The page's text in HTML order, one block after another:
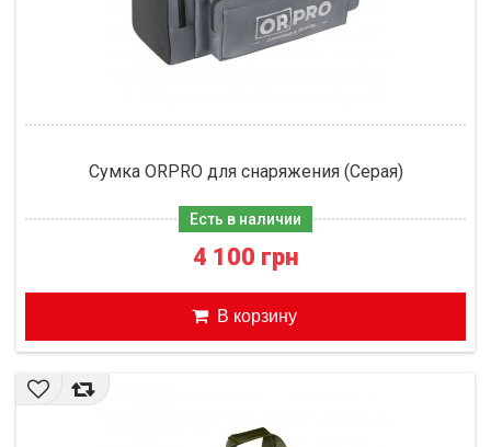
Сумка ORPRO для снаряжения (Серая)
Есть в наличии
4 100 грн
В корзину